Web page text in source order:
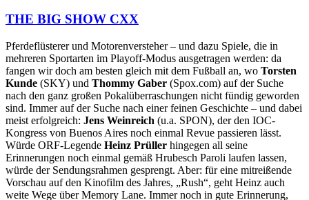
THE BIG SHOW CXX
Pferdeflüsterer und Motorenversteher – und dazu Spiele, die in
mehreren Sportarten im Playoff-Modus ausgetragen werden: da
fangen wir doch am besten gleich mit dem Fußball an, wo Torsten
Kunde (SKY) und Thommy Gaber (Spox.com) auf der Suche
nach den ganz großen Pokalüberraschungen nicht fündig geworden
sind. Immer auf der Suche nach einer feinen Geschichte – und dabei
meist erfolgreich: Jens Weinreich (u.a. SPON), der den IOC-
Kongress von Buenos Aires noch einmal Revue passieren lässt.
Würde ORF-Legende Heinz Prüller hingegen all seine
Erinnerungen noch einmal gemäß Hrubesch Paroli laufen lassen,
würde der Sendungsrahmen gesprengt. Aber: für eine mitreißende
Vorschau auf den Kinofilm des Jahres, „Rush“, geht Heinz auch
weite Wege über Memory Lane. Immer noch in gute Erinnerung,